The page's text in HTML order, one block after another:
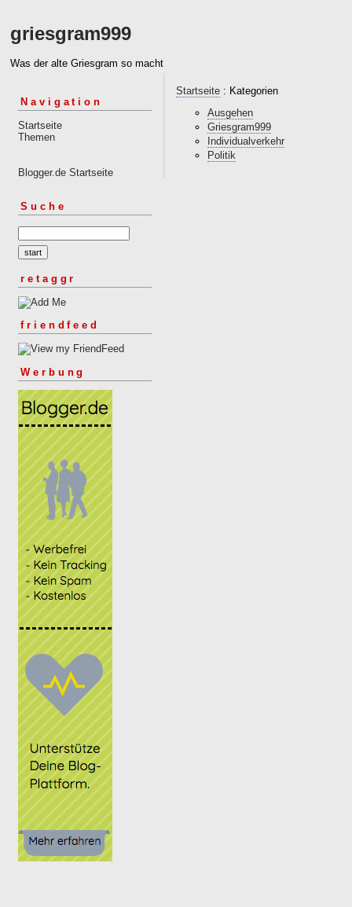
griesgram999
Was der alte Griesgram so macht
Navigation
Startseite
Themen
Blogger.de Startseite
Suche
retaggr
friendfeed
Werbung
Startseite : Kategorien
Ausgehen
Griesgram999
Individualverkehr
Politik